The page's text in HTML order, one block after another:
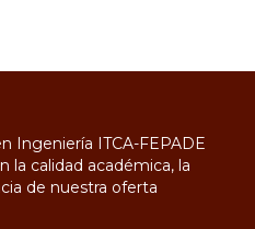
Ingeniería ITCA-FEPADE
calidad académica, la
de nuestra oferta